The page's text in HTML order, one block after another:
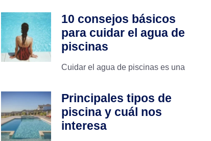
10 consejos básicos
para cuidar el agua de
piscinas
Cuidar el agua de piscinas es una
Principales tipos de
piscina y cuál nos
interesa